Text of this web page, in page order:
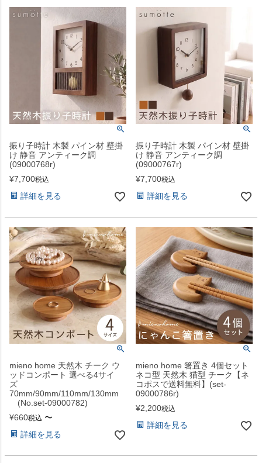
振り子時計 木製 パイン材 壁掛
け 静音 アンティーク調
(09000768r)
¥7,700税込
詳細を見る
振り子時計 木製 パイン材 壁掛
け 静音 アンティーク調
(09000767r)
¥7,700税込
詳細を見る
mieno home 天然木 チーク ウ
ッドコンポート 選べる4サイ
ズ
70mm/90mm/110mm/130mm
(No.set-09000782)
¥660税込 〜
詳細を見る
mieno home 箸置き 4個セット
ネコ型 天然木 猫型 チーク【ネ
コポスで送料無料】(set-
09000786r)
¥2,200税込
詳細を見る